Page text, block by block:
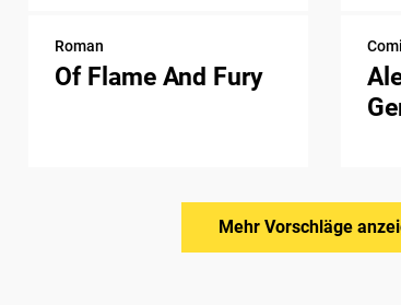
Roman
Of Flame And Fury
Mehr Vorschläge